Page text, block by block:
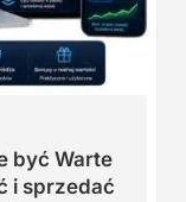
być Warte
i sprzedać